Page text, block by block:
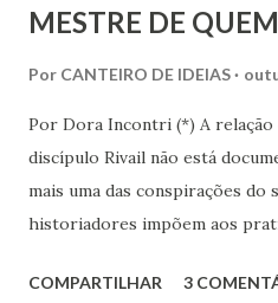
MESTRE DE
Por CANTEIRO DE IDEIAS
Por Dora Incontri (*) A relação
discípulo Rivail não está
mais uma das conspirações do
historiadores impõem aos
de Pestalozzi a amigos,
COMPARTILHAR 3